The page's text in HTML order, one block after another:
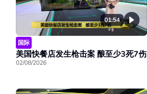
01:54
国际
美国快餐店发生枪击案 酿至少3死7伤
02/08/2026